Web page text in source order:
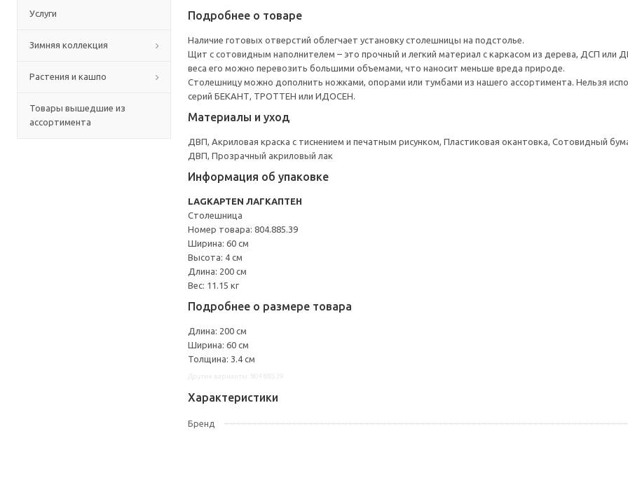
Услуги
Зимняя коллекция
Растения и кашпо
Товары вышедшие из
ассортимента
Подробнее о товаре
Наличие готовых отверстий облегчает установку столешницы на подстолье.
Щит с сотовидным наполнителем – это прочный и легкий материал с каркасом из дерева, ДСП или
веса его можно перевозить большими объемами, что наносит меньше вреда природе.
Столешницу можно дополнить ножками, опорами или тумбами из нашего ассортимента. Нельзя
серий БЕКАНТ, ТРОТТЕН или ИДОСЕН.
Материалы и уход
ДВП, Акриловая краска с тиснением и печатным рисунком, Пластиковая окантовка, Сотовидный
ДВП, Прозрачный акриловый лак
Информация об упаковке
LAGKAPTEN ЛАГКАПТЕН
Столешница
Номер товара: 804.885.39
Ширина: 60 см
Высота: 4 см
Длина: 200 см
Вес: 11.15 кг
Подробнее о размере товара
Длина: 200 см
Ширина: 60 см
Толщина: 3.4 см
Характеристики
Бренд